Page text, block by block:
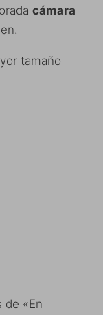
cámara
tamaño
de «En